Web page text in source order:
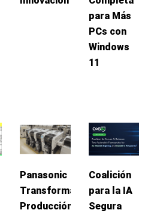
para Más
PCs con
Windows
11
Panasonic
Transforma
Producción
Coalición
para la IA
Segura